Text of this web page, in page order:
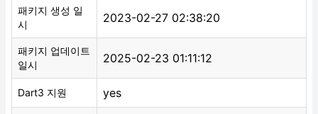
패키지 생성 일
시
2023-02-27 02:38:20
패키지 업데이트
일시
2025-02-23 01:11:12
Dart3 지원 yes